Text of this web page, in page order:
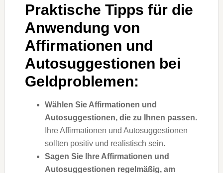
Praktische Tipps für die
Anwendung von
Affirmationen und
Autosuggestionen bei
Geldproblemen:
Wählen Sie Affirmationen und
Autosuggestionen, die zu Ihnen passen.
Ihre Affirmationen und Autosuggestionen
sollten positiv und realistisch sein.
Sagen Sie Ihre Affirmationen und
Autosuggestionen regelmäßig, am